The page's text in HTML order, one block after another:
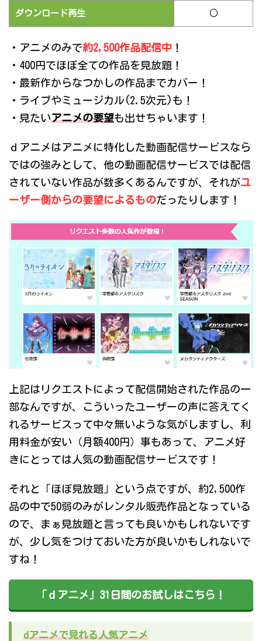
ダウンロード再生 ○
・アニメのみで約2,500作品配信中 ！
・400円でほぼ全ての作品を見放題！
・最新作からなつかしの作品までカバー！
・ライブやミュージカル(2.5次元)も！
・見たいアニメの要望も出せちゃいます！
ｄアニメはアニメに特化した動画配信サービスなら
ではの強みとして、他の動画配信サービスでは配信
されていない作品が数多くあるんですが、それがユ
ーザー側からの要望によるものだったりします！
上記はリクエストによって配信開始された作品の一
部なんですが、こういったユーザーの声に答えてく
れるサービスって中々無いような気がしますし、利
用料金が安い（月額400円）事もあって、アニメ好
きにとっては人気の動画配信サービスです！
それと「ほぼ見放題」という点ですが、約2,500作
品の中で50弱のみがレンタル販売作品となっている
ので、まぁ見放題と言っても良いかもしれないです
が、少し気をつけておいた方が良いかもしれないで
すね！
「ｄアニメ」31日間のお試しはこちら！
dアニメで見れる人気アニメ